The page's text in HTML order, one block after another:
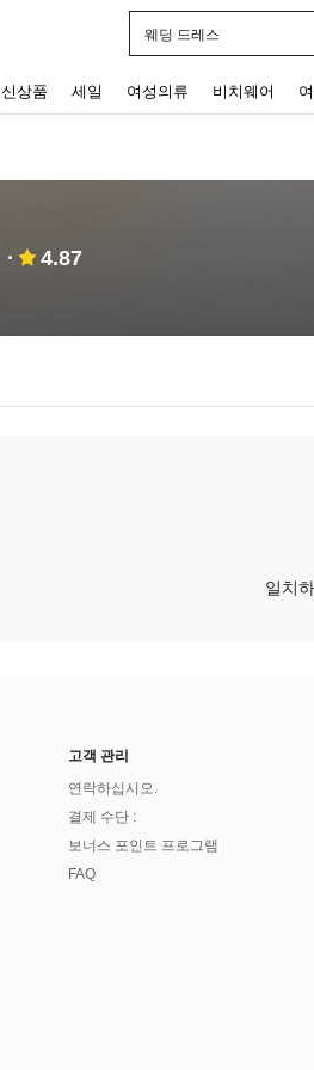
웨딩 드레스
신상품 세일 여성의류 비치웨어
4.87
일치
고객 관리
연락하십시오.
결제 수단 :
보너스 포인트 프로그램
FAQ